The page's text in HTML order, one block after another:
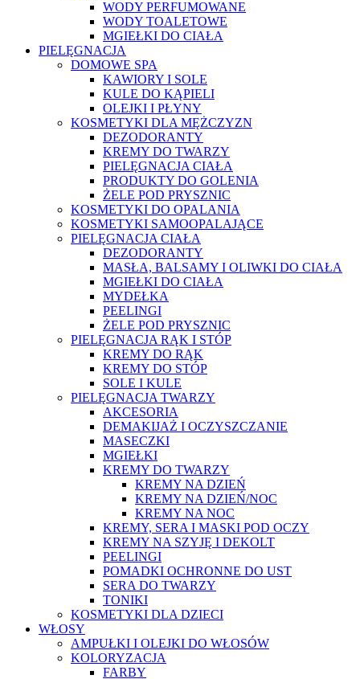
WODY PERFUMOWANE
WODY TOALETOWE
MGIEŁKI DO CIAŁA
PIELĘGNACJA
DOMOWE SPA
KAWIORY I SOLE
KULE DO KĄPIELI
OLEJKI I PŁYNY
KOSMETYKI DLA MĘŻCZYZN
DEZODORANTY
KREMY DO TWARZY
PIELĘGNACJA CIAŁA
PRODUKTY DO GOLENIA
ŻELE POD PRYSZNIC
KOSMETYKI DO OPALANIA
KOSMETYKI SAMOOPALAJĄCE
PIELĘGNACJA CIAŁA
DEZODORANTY
MASŁA, BALSAMY I OLIWKI DO CIAŁA
MGIEŁKI DO CIAŁA
MYDEŁKA
PEELINGI
ŻELE POD PRYSZNIC
PIELĘGNACJA RĄK I STÓP
KREMY DO RĄK
KREMY DO STÓP
SOLE I KULE
PIELĘGNACJA TWARZY
AKCESORIA
DEMAKIJAŻ I OCZYSZCZANIE
MASECZKI
MGIEŁKI
KREMY DO TWARZY
KREMY NA DZIEŃ
KREMY NA DZIEŃ/NOC
KREMY NA NOC
KREMY, SERA I MASKI POD OCZY
KREMY NA SZYJĘ I DEKOLT
PEELINGI
POMADKI OCHRONNE DO UST
SERA DO TWARZY
TONIKI
KOSMETYKI DLA DZIECI
WŁOSY
AMPUŁKI I OLEJKI DO WŁOSÓW
KOLORYZACJA
FARBY